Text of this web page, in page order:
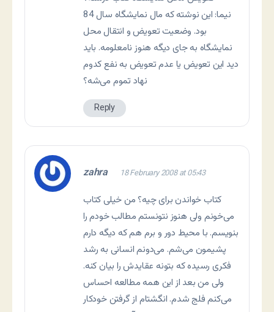
نيما: اين نوشته که مال نمايشگاه سال 84
بود. وضعيت تعويض و انتقال محل
نمايشگاه به جای ديگه هنوز نامعلومه. بايد
ديد اين تعويض يا عدم تعويض به نفع کدوم
نهاد تموم می‌شه؟
Reply
zahra 18 February 2008 at 05:43
کتاب خواندن برای چیه؟ من خیلی کتاب
می‌خونم ولی هنوز نتونستم مطالب خودم را
بنویسم. با محیط دور و برم هم که دیگه دارم
پشیمون می‌شم. می‌دونم انسانی به رشد
فکری رسیده که بتونه عقایدش را بیان کنه.
ولی من بعد از این همه مطالعه احساس
می‌کنم فلج شدم. انگشتام از گرفتن خودکار